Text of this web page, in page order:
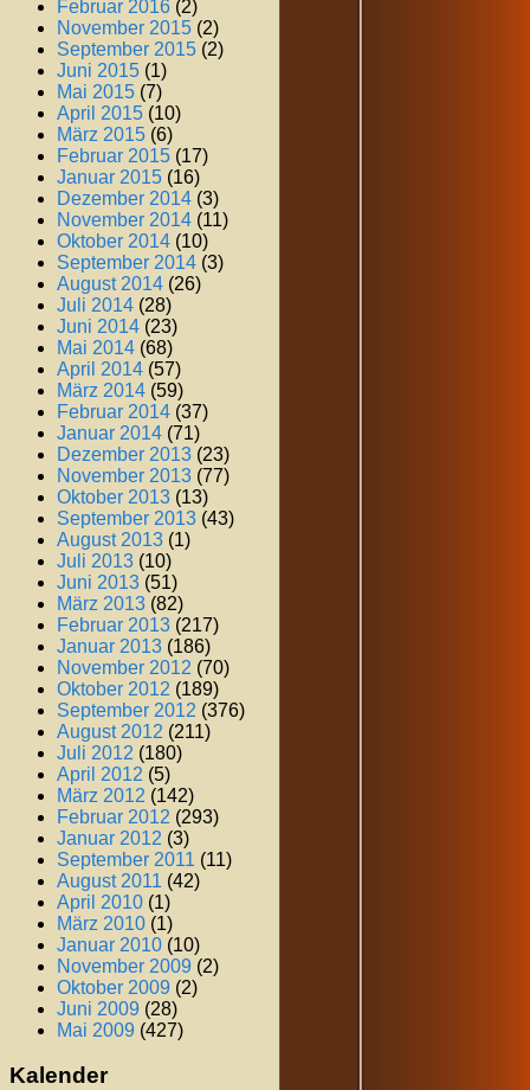
Februar 2016 (2)
November 2015 (2)
September 2015 (2)
Juni 2015 (1)
Mai 2015 (7)
April 2015 (10)
März 2015 (6)
Februar 2015 (17)
Januar 2015 (16)
Dezember 2014 (3)
November 2014 (11)
Oktober 2014 (10)
September 2014 (3)
August 2014 (26)
Juli 2014 (28)
Juni 2014 (23)
Mai 2014 (68)
April 2014 (57)
März 2014 (59)
Februar 2014 (37)
Januar 2014 (71)
Dezember 2013 (23)
November 2013 (77)
Oktober 2013 (13)
September 2013 (43)
August 2013 (1)
Juli 2013 (10)
Juni 2013 (51)
März 2013 (82)
Februar 2013 (217)
Januar 2013 (186)
November 2012 (70)
Oktober 2012 (189)
September 2012 (376)
August 2012 (211)
Juli 2012 (180)
April 2012 (5)
März 2012 (142)
Februar 2012 (293)
Januar 2012 (3)
September 2011 (11)
August 2011 (42)
April 2010 (1)
März 2010 (1)
Januar 2010 (10)
November 2009 (2)
Oktober 2009 (2)
Juni 2009 (28)
Mai 2009 (427)
Kalender